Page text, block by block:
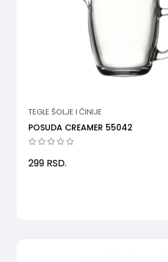
TEGLE ŠOLJE I ČINIJE
POSUDA CREAMER 55042
299 RSD.